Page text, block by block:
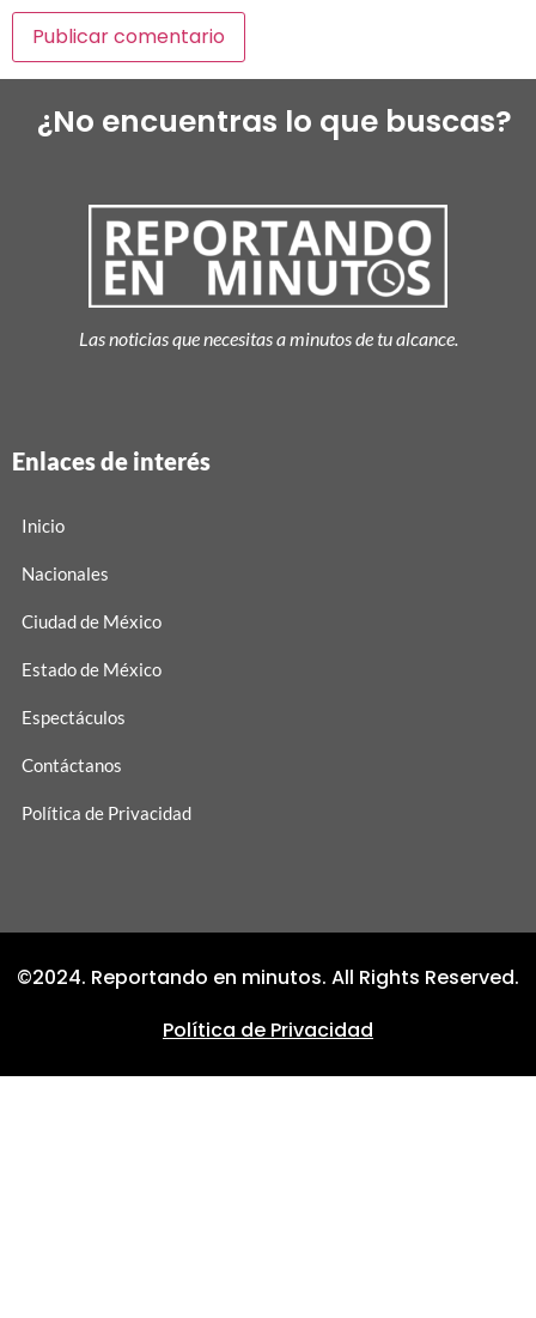
¿No encuentras lo que buscas?
Las noticias que necesitas a minutos de tu alcance.
Enlaces de interés
Inicio
Nacionales
Ciudad de México
Estado de México
Espectáculos
Contáctanos
Política de Privacidad
©2024. Reportando en minutos. All Rights Reserved.
Política de Privacidad